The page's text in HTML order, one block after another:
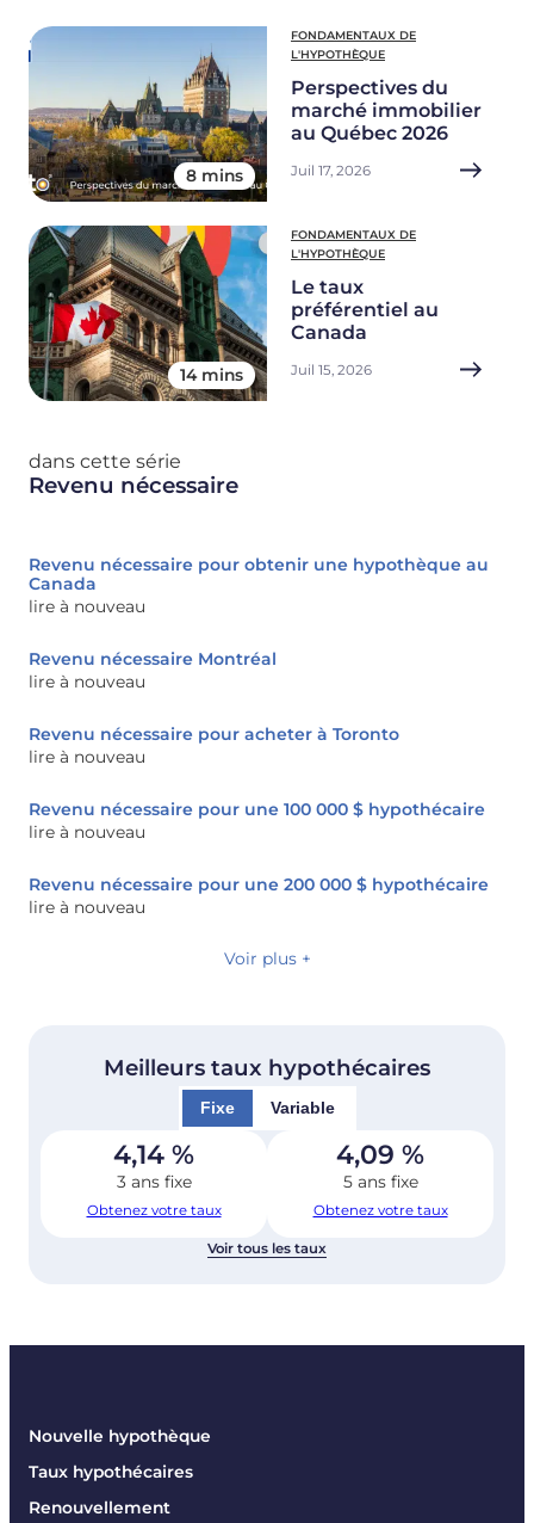
8 mins
FONDAMENTAUX DE
L'HYPOTHÈQUE
Perspectives du
marché immobilier
au Québec 2026
Juil 17, 2026
14 mins
FONDAMENTAUX DE
L'HYPOTHÈQUE
Le taux
préférentiel au
Canada
Juil 15, 2026
dans cette série
Revenu nécessaire
Revenu nécessaire pour obtenir une hypothèque au
Canada
lire à nouveau
Revenu nécessaire Montréal
lire à nouveau
Revenu nécessaire pour acheter à Toronto
lire à nouveau
Revenu nécessaire pour une 100 000 $ hypothécaire
lire à nouveau
Revenu nécessaire pour une 200 000 $ hypothécaire
lire à nouveau
Voir plus +
Meilleurs taux hypothécaires
Fixe Variable
4,14 %
3 ans fixe
Obtenez votre taux
4,09 %
5 ans fixe
Obtenez votre taux
Voir tous les taux
Nouvelle hypothèque
Taux hypothécaires
Renouvellement